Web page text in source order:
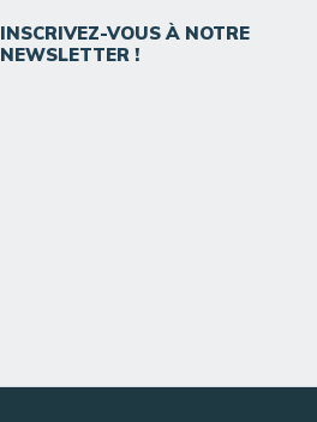
INSCRIVEZ-VOUS À NOTRE
NEWSLETTER !